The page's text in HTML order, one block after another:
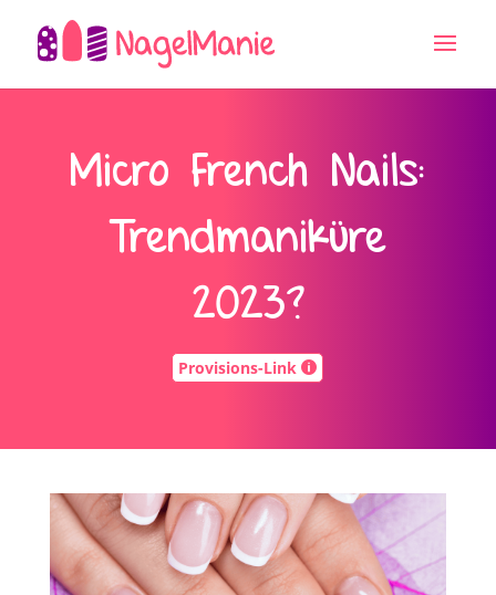
Micro French Nails:
Trendmaniküre
2023?
Provisions-Link